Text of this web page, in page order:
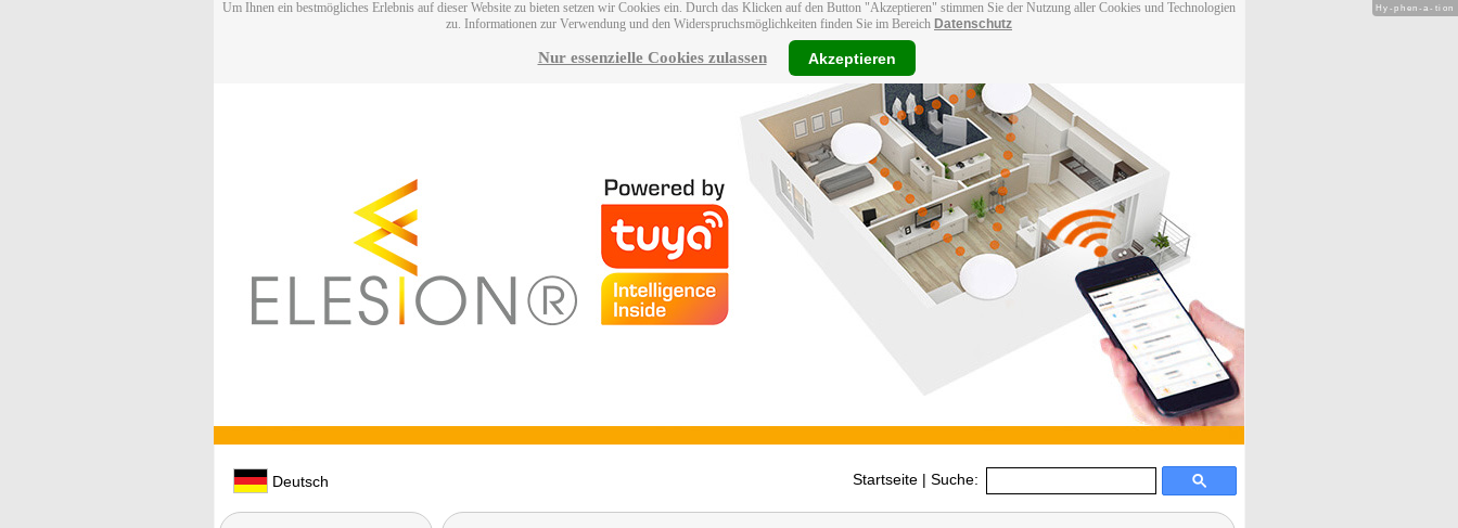
Um Ihnen ein bestmögliches Erlebnis auf dieser Website zu bieten setzen wir Cookies ein. Durch das Klicken auf den Button "Akzeptieren" stimmen Sie der Nutzung aller Cookies und Technologien
zu. Informationen zur Verwendung und den Widerspruchsmöglichkeiten finden Sie im Bereich Datenschutz
Nur essenzielle Cookies zulassen Akzeptieren
Deutsch Startseite | Suche:
Hy-phen-a-tion